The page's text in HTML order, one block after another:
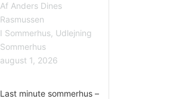
Af Anders Dines
Rasmussen
I Sommerhus, Udlejning
Sommerhus
august 1, 2026
Last minute sommerhus –